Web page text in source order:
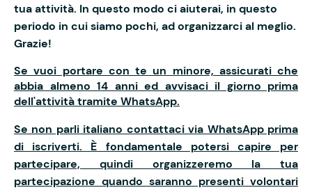
tua attività. In questo modo ci aiuterai, in questo
periodo in cui siamo pochi, ad organizzarci al meglio.
Grazie!
Se vuoi portare con te un minore, assicurati che
abbia almeno 14 anni ed avvisaci il giorno prima
dell'attività tramite WhatsApp.
Se non parli italiano contattaci via WhatsApp prima
di iscriverti. È fondamentale potersi capire per
partecipare, quindi organizzeremo la tua
partecipazione quando saranno presenti volontari